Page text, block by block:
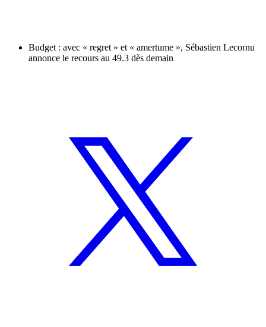
Budget : avec « regret » et « amertume », Sébastien Lecornu
annonce le recours au 49.3 dès demain